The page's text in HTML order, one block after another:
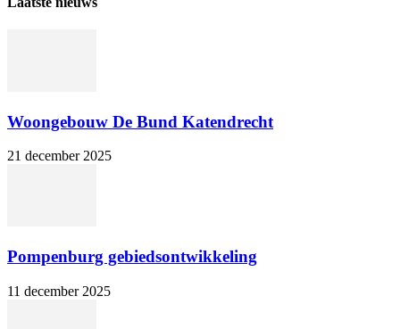
Woongebouw De Bund Katendrecht
21 december 2025
Pompenburg gebiedsontwikkeling
11 december 2025